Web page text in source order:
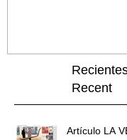
Recent
Artículo LA